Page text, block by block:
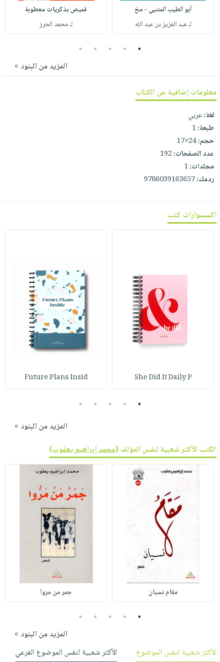
صابون
أطفال
مناسبات
فيديوهات
أسئلة
يتكرر
نيل
وفرات
كتابك
تواصل
معنا
التسوق
أبو الطيب المتنبي - مخ
لـ عبد العزيز بن عبد الله
قميص بذكريات معطوبة
لـ محمد الحرز
1
2
3
4
5
المزيد من البنود »
معلومات إضافية عن الكتاب
لغة:عربي
طبعة:1
حجم:24×17
عدد الصفحات:192
مجلدات:1
ردمك:9786039163657
اكسسوارات كتب
She Did It Daily P
Future Plans Insid
1
2
3
4
5
المزيد من البنود »
الكتب الأكثر شعبية لنفس المؤلف (محمد إبراهيم يعقوب)
مقام نسيان جمر من مروا
1
2
3
4
5
المزيد من البنود »
الأكثر شعبية لنفس الموضوع
الأكثر شعبية لنفس الموضوع الفرعي